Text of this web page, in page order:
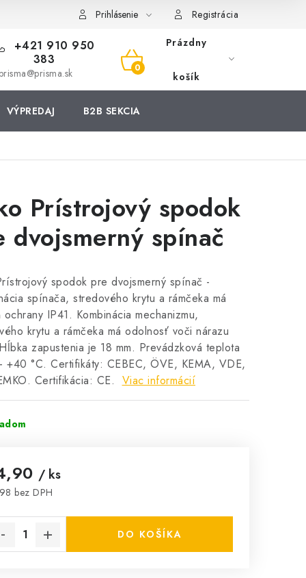
Prihlásenie Registrácia
+421 910 950
383
NÁKUPNÝ
KOŠÍK
Prázdny
košík
VÝPREDAJ B2B SEKCIA
Prístrojový spodok
dvojsmerný spínač
spodok pre dvojsmerný spínač -
spínača, stredového krytu a rámčeka má
ochrany IP41. Kombinácia mechanizmu,
krytu a rámčeka má odolnosť voči nárazu
zapustenia je 18 mm. Prevádzková teplota
°C. Certifikáty: CEBEC, ÖVE, KEMA, VDE,
Certifikácia: CE. Viac informácií
/ ks
bez DPH
DO KOŠÍKA